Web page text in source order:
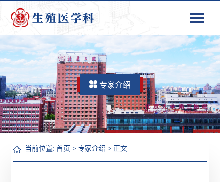
专家介绍
当前位置:首页 >专家介绍 > 正文